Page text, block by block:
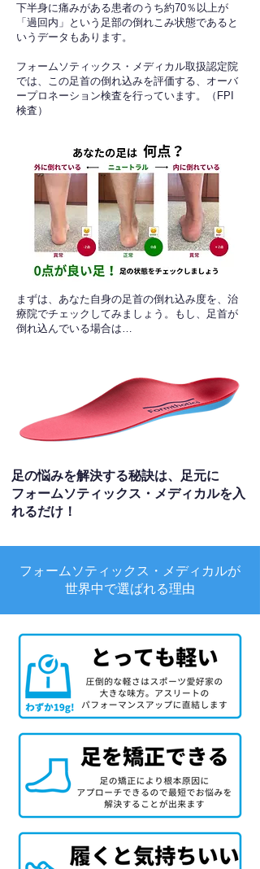
下半身に痛みがある患者のうち約70％以上が
「過回内」という足部の倒れこみ状態であると
いうデータもあります。
フォームソティックス・メディカル取扱認定院
では、この足首の倒れ込みを評価する、オーバ
ープロネーション検査を行っています。（FPI
検査）​
​まずは、あなた自身の足首の倒れ込み度を、治
療院でチェックしてみましょう。もし、足首が
倒れ込んでいる場合は…
足の悩みを解決する秘訣は、足元に
フォームソティックス・メディカルを入
れるだけ！
フォームソティックス・メディカルが
世界中で選ばれる理由